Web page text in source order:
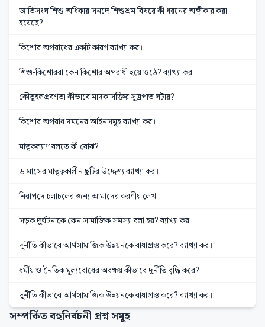
জাতিসংঘ শিশু অধিকার সনদে শিশুশ্রম বিষয়ে কী ধরনের অঙ্গীকার করা
হয়েছে?
কিশোর অপরাধের একটি কারণ ব্যাখ্যা কর।
শিশু-কিশোররা কেন কিশোর অপরাধী হয়ে ওঠে? ব্যাখ্যা কর।
কৌতূহলপ্রবণতা কীভাবে মাদকাসক্তির সূত্রপাত ঘটায়?
কিশোর অপরাধ দমনের আইনসমূহ ব্যাখ্যা কর।
মাতৃকল্যাণ বলতে কী বোঝ?
৬ মাসের মাতৃত্বকালীন ছুটির উদ্দেশ্য ব্যাখ্যা কর।
নিরাপদে চলাচলের জন্য আমাদের করণীয় লেখ।
সড়ক দুর্ঘটনাকে কেন সামাজিক সমস্যা বলা হয়? ব্যাখ্যা কর।
দুর্নীতি কীভাবে আর্থসামাজিক উন্নয়নকে বাধাগ্রস্ত করে? ব্যাখ্যা কর।
ধর্মীয় ও নৈতিক মূল্যবোধের অবক্ষয় কীভাবে দুর্নীতি বৃদ্ধি করে?
দুর্নীতি কীভাবে আর্থসামাজিক উন্নয়নকে বাধাগ্রস্ত করে? ব্যাখ্যা কর।
সম্পর্কিত বহুনির্বচনী প্রশ্ন সমূহ